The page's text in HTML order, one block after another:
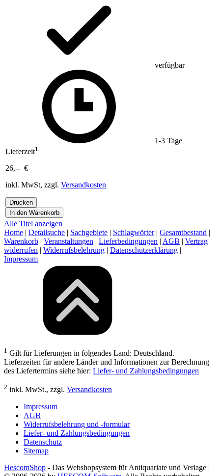
verfügbar
1-3 Tage
Lieferzeit1
26,-- €
inkl. MwSt, zzgl. Versandkosten
Alle Titel anzeigen
Home | Detailsuche | Sachgebiete | Schlagwörter| Gesamtbestand |
Warenkorb | Veranstaltungen | Lieferbedingungen | AGB | Vertrag
widerrufen | Widerrufsbelehrung | Datenschutzerklärung |
Impressum
1 Gilt für Lieferungen in folgendes Land: Deutschland.
Lieferzeiten für andere Länder und Informationen zur Berechnung
des Liefertermins siehe hier: Liefer- und Zahlungsbedingungen
2 inkl. MwSt., zzgl. Versandkosten
Impressum
AGB
Widerrufsbelehrung und -formular
Liefer- und Zahlungsbedingungen
Datenschutz
Sitemap
HescomShop - Das Webshopsystem für Antiquariate und Verlage |